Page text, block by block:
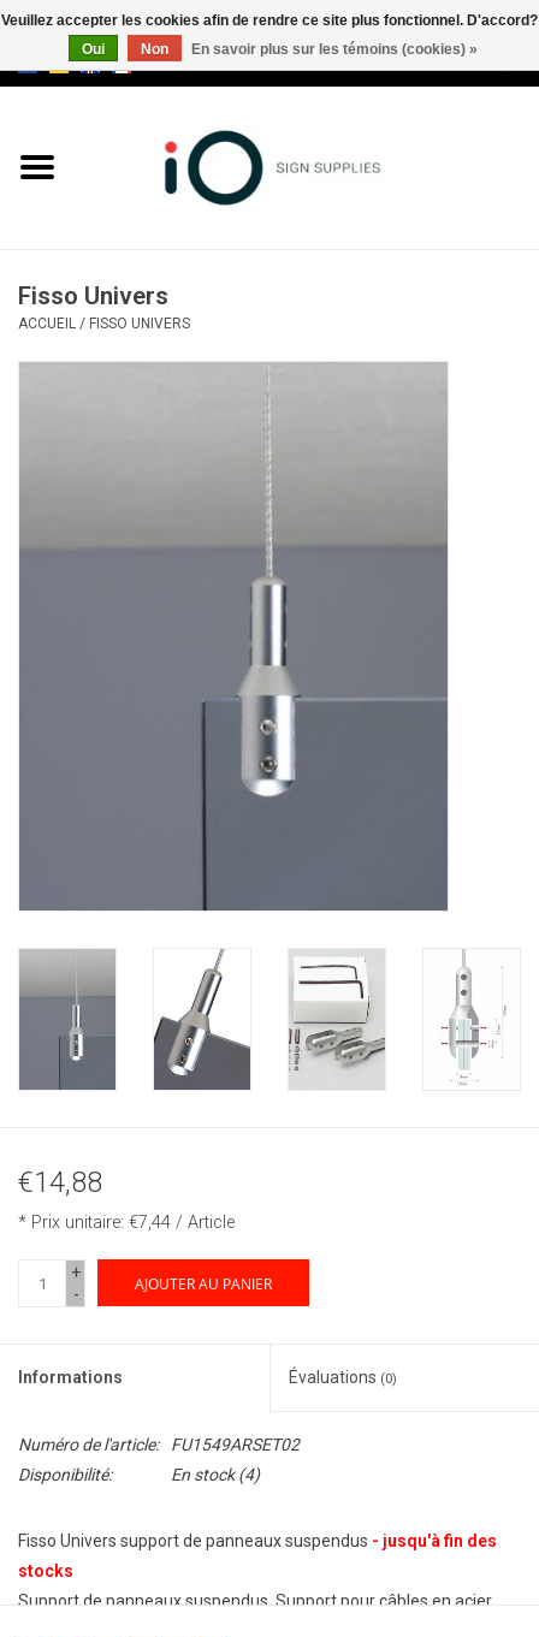
Marques
Appelez-nous au +32 3 353 67
Fisso Univers
ACCUEIL / FISSO UNIVERS
€14,88
* Prix unitaire: €7,44 / Article
+
-
AJOUTER AU PANIER
Informations Évaluations (0)
Numéro de l'article:
FU1549ARSET02
Disponibilité:
En stock(4)
Fisso Univers support de panneaux suspendus - jusqu'à fin des
stocks
Support de panneaux suspendus. Support pour câbles en acier,
Veuillez accepter les cookies afin de rendre ce site plus fonctionnel. D'accord?
Oui
Non En savoir plus sur les témoins (cookies) »